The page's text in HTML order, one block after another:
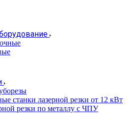
станки лазерной резки от 12 кВт
резки по металлу с ЧПУ